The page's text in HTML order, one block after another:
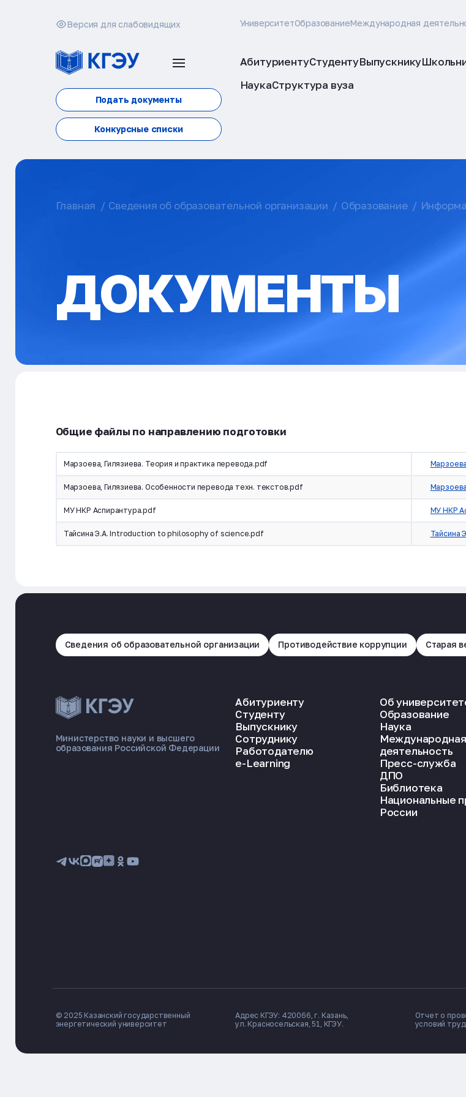
Версия для слабовидящих УниверситетОбразованиеМеждународная
Подать документы
Конкурсные списки
АбитуриентуСтудентуВыпускнику
НаукаСтруктура вуза
Главная Сведения об образовательной организации Образование
ДОКУМЕНТЫ
Общие файлы по направлению подготовки
Марзоева, Гилязиева. Теория и практика перевода.pdf
Марзоева, Гилязиева. Особенности перевода техн. текстов.pdf
МУ НКР Аспирантура.pdf МУ НКР
Тайсина Э.А. Introduction to philosophy of science.pdf Тайсина
Сведения об образовательной организации Противодействие коррупции Старая
Министерство науки и высшего
образования Российской Федерации
Абитуриенту
Студенту
Выпускнику
Сотруднику
Работодателю
e-Learning
Об
Образование
Наука
Международная
деятельность
Пресс-служба
ДПО
Библиотека
Национальные
России
© 2025 Казанский государственный
энергетический университет
Адрес КГЭУ: 420066, г. Казань,
ул. Красносельская, 51, КГЭУ.
Отчет о
условий